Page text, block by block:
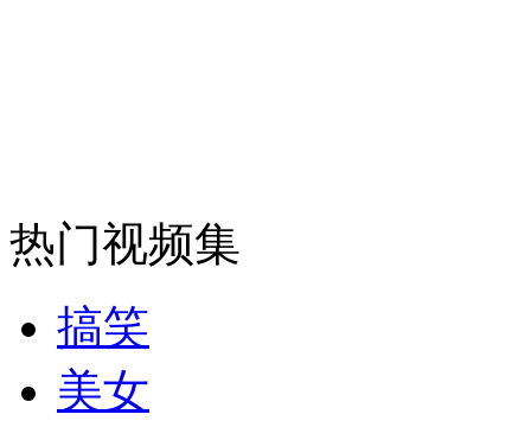
安徽一实载49人客车翻车
走！跟着总书记去植树
热门视频集
搞笑
美女